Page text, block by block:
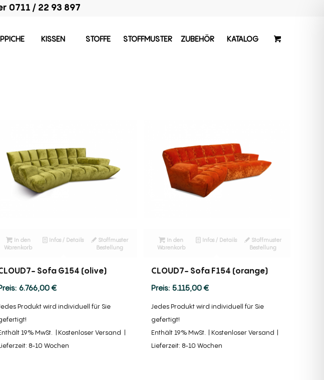
0711 / 22 93 897
KISSEN STOFFE STOFFMUSTER ZUBEHÖR KATALOG
In den
Warenkorb
Infos / Details
Stoffmuster
Bestellung
Sofa G154 (olive)
6.766,00€
Produkt wird individuell für Sie
19% MwSt.
Kostenloser Versand
8-10 Wochen
In den
Warenkorb
Infos / Details
Stoffmuster
Bestellung
CLOUD7- Sofa F154 (orange)
5.115,00€
Jedes Produkt wird individuell für Sie
gefertigt!
Enthält 19% MwSt.
Kostenloser Versand
Lieferzeit: 8-10 Wochen